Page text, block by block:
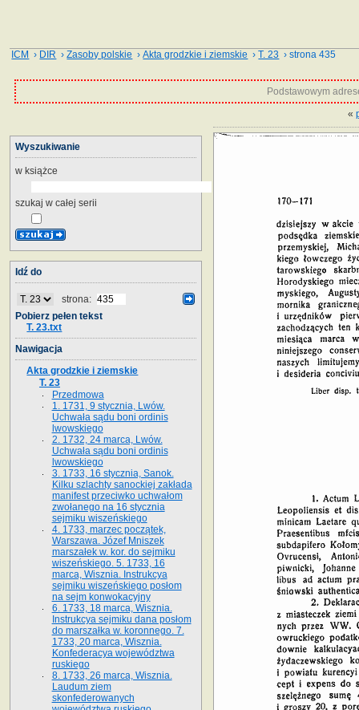
ICM › DIR ›Zasoby polskie ›Akta grodzkie i ziemskie ›T. 23 › strona 435
Podstawowym
«
Wyszukiwanie
w książce
szukaj w całej serii
Idź do
strona:
Pobierz pełen tekst
T. 23.txt
Nawigacja
Akta grodzkie i ziemskie
T. 23
Przedmowa
1. 1731, 9 stycznia, Lwów.
Uchwała sądu boni ordinis
lwowskiego
2. 1732, 24 marca, Lwów.
Uchwała sądu boni ordinis
lwowskiego
3. 1733, 16 stycznia, Sanok.
Kilku szlachty sanockiej zakłada
manifest przeciwko uchwałom
zwołanego na 16 stycz­nia
sejmiku wiszeńskiego
4. 1733, marzec początek,
Warszawa. Józef Mniszek
marszałek w. kor. do sejmiku
wiszeńskiego. 5. 1733, 16
marca, Wisznia. Instrukcya
sejmiku wiszeńskiego posłom
na sejm konwokacyjny
6. 1733, 18 marca, Wisznia.
Instrukcya sejmiku dana posłom
do marszałka w. koronnego. 7.
1733, 20 marca, Wisznia.
Konfederacya województwa
ruskiego
8. 1733, 26 marca, Wisznia.
Laudum ziem
skonfederowanych